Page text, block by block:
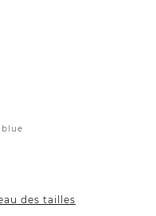
blue
des tailles